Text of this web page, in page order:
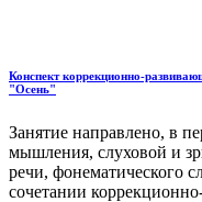
Конспект коррекционно-
"Осень"
Занятие направлено, в
мышления, слуховой и
речи, фонематического
сочетании